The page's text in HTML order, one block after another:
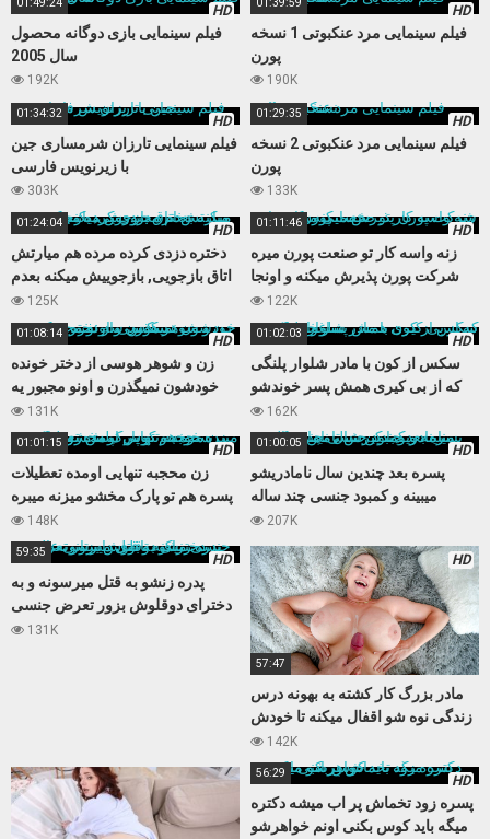
HD
01:49:24
فیلم سینمایی بازی دوگانه محصول
سال 2005
192K
HD
01:39:59
فیلم سینمایی مرد عنکبوتی 1 نسخه
پورن
190K
HD
01:34:32
فیلم سینمایی تارزان شرمساری جین
با زیرنویس فارسی
303K
HD
01:29:35
فیلم سینمایی مرد عنکبوتی 2 نسخه
پورن
133K
HD
01:24:04
دختره دزدی کرده مرده هم میارتش
اتاق بازجویی, بازجوییش میکنه بعدم
مجبورش میکنه کوس بده
125K
HD
01:11:46
زنه واسه کار تو صنعت پورن میره
شرکت پورن پذیرش میکنه و اونجا
حسابی میکننش
122K
HD
01:08:14
زن و شوهر هوسی از دختر خونده
خودشون نمیگذرن و اونو مجبور یه
سکس سه نفره میکنن
131K
HD
01:02:03
سکس از کون با مادر شلوار پلنگی
که از بی کیری همش پسر خوندشو
اغوا میکنه
162K
HD
01:01:15
زن محجبه تنهایی اومده تعطیلات
پسره هم تو پارک مخشو میزنه میبره
خونه و کوس تپلش رو میکنه
148K
HD
01:00:05
پسره بعد چندین سال نامادریشو
میبینه و کمبود جنسی چند ساله
نامادریو با کیرش تامین میکنه
207K
HD
59:35
پدره زنشو به قتل میرسونه و به
دخترای دوقلوش بزور تعرض جنسی
میکنه تابوی داستانی عالی
131K
HD
57:47
مادر بزرگ کار کشته به بهونه درس
زندگی نوه شو اقفال میکنه تا خودش
بعد مدتها حالی کنه
142K
HD
56:29
پسره زود تخماش پر اب میشه دکتره
میگه باید کوس بکنی اونم خواهرشو